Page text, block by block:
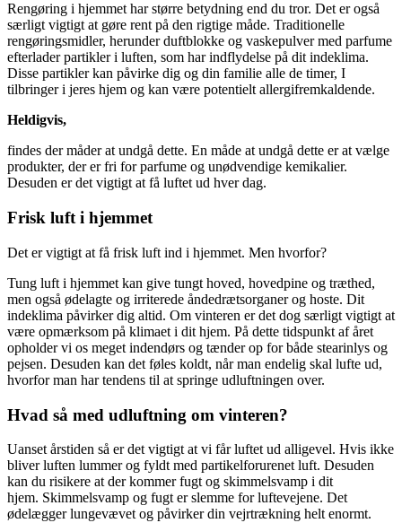
Rengøring i hjemmet har større betydning end du tror. Det er også
særligt vigtigt at gøre rent på den rigtige måde. Traditionelle
rengøringsmidler, herunder duftblokke og vaskepulver med parfume
efterlader partikler i luften, som har indflydelse på dit indeklima.
Disse partikler kan påvirke dig og din familie alle de timer, I
tilbringer i jeres hjem og kan være potentielt allergifremkaldende.
Heldigvis,
findes der måder at undgå dette. En måde at undgå dette er at vælge
produkter, der er fri for parfume og unødvendige kemikalier.
Desuden er det vigtigt at få luftet ud hver dag.
Frisk luft i hjemmet
Det er vigtigt at få frisk luft ind i hjemmet. Men hvorfor?
Tung luft i hjemmet kan give tungt hoved, hovedpine og træthed,
men også ødelagte og irriterede åndedrætsorganer og hoste. Dit
indeklima påvirker dig altid. Om vinteren er det dog særligt vigtigt at
være opmærksom på klimaet i dit hjem. På dette tidspunkt af året
opholder vi os meget indendørs og tænder op for både stearinlys og
pejsen. Desuden kan det føles koldt, når man endelig skal lufte ud,
hvorfor man har tendens til at springe udluftningen over.
Hvad så med udluftning om vinteren?
Uanset årstiden så er det vigtigt at vi får luftet ud alligevel. Hvis ikke
bliver luften lummer og fyldt med partikelforurenet luft. Desuden
kan du risikere at der kommer fugt og skimmelsvamp i dit
hjem. Skimmelsvamp og fugt er slemme for luftevejene. Det
ødelægger lungevævet og påvirker din vejrtrækning helt enormt.